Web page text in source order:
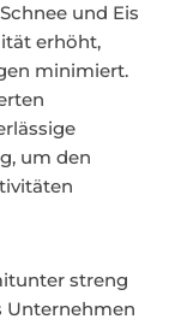
und Eis
erhöht,
minimiert.
um den
streng
Unternehmen